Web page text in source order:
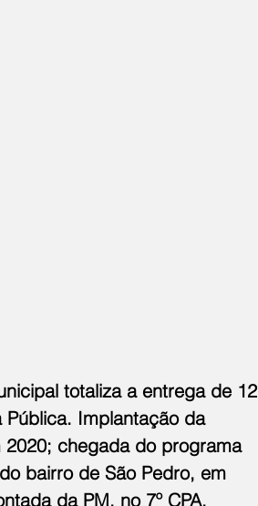
totaliza a entrega de 12
Implantação da
2020; chegada do programa
bairro de São Pedro, em
da PM, no 7º CPA,